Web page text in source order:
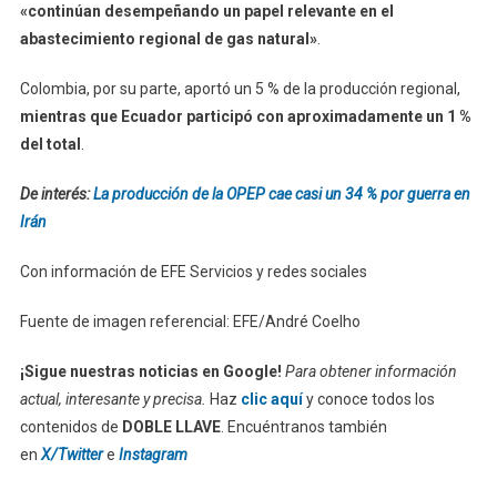
«continúan desempeñando un papel relevante en el
abastecimiento regional de gas natural».
Colombia, por su parte, aportó un 5 % de la producción regional,
mientras que Ecuador participó con aproximadamente un 1 %
del total
De interés:La producción de la OPEP cae casi un 34 % por guerra en
Irán
Con información de EFE Servicios y redes sociales
Fuente de imagen referencial: EFE/André Coelho
¡Sigue nuestras noticias en Google! Para obtener información
actual, interesante y precisa. Haz clic aquíy conoce todos los
contenidos de DOBLE LLAVE. Encuéntranos también
en X/Twittere Instagram